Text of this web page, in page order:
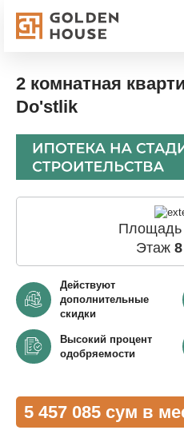
2 комнатная
Do'stlik
Площадь
Этаж
Действуют
дополнительные
скидки
Высокий процент
одобряемости
5 457 085 сум в